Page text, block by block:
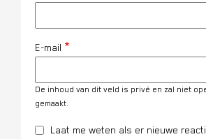
E-mail
De inhoud van dit veld is privé en zal niet
gemaakt.
Laat me weten als er nieuwe